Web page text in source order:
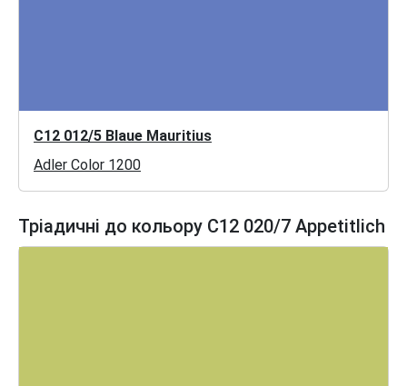
C12 012/5 Blaue Mauritius
Adler Color 1200
Тріадичні до кольору C12 020/7 Appetitlich